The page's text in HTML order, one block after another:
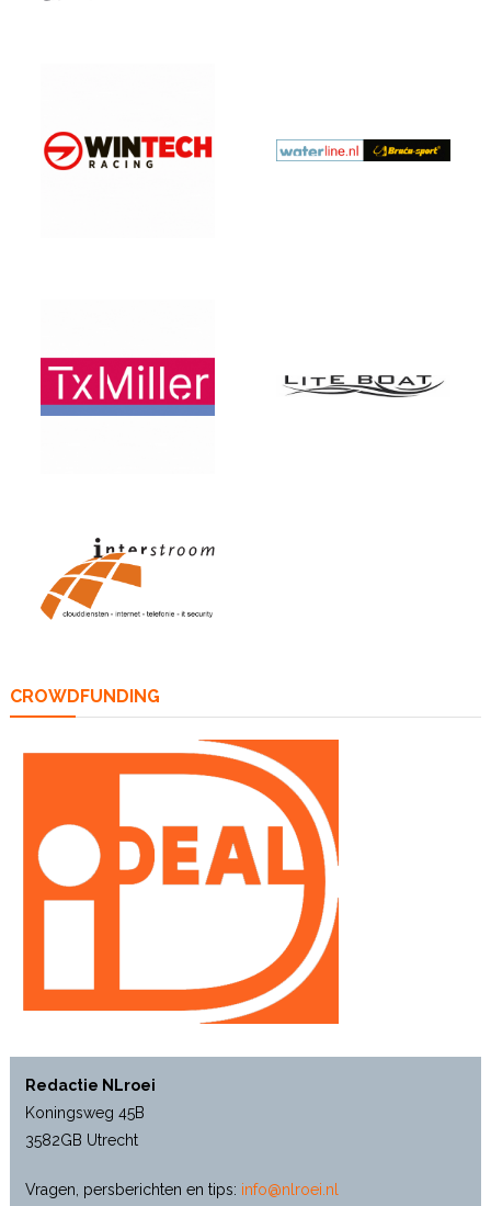
CROWDFUNDING
Redactie NLroei
Koningsweg 45B
3582GB Utrecht
Vragen, persberichten en tips: info@nlroei.nl